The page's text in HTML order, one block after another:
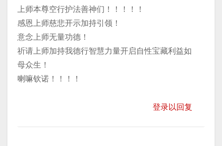
上师本尊空行护法善神们！！！！！
感恩上师慈悲开示加持引领！
意念上师无量功德！
祈请上师加持我德行智慧力量开启自性宝藏利益如
母众生！
喇嘛钦诺！！！！
登录以回复